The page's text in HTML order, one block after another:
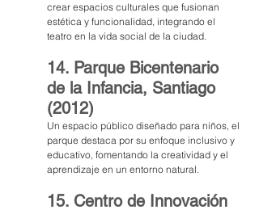
crear espacios culturales que fusionan
estética y funcionalidad, integrando el
teatro en la vida social de la ciudad.
14. Parque Bicentenario
de la Infancia, Santiago
(2012)
Un espacio público diseñado para niños, el
parque destaca por su enfoque inclusivo y
educativo, fomentando la creatividad y el
aprendizaje en un entorno natural.
15. Centro de Innovación